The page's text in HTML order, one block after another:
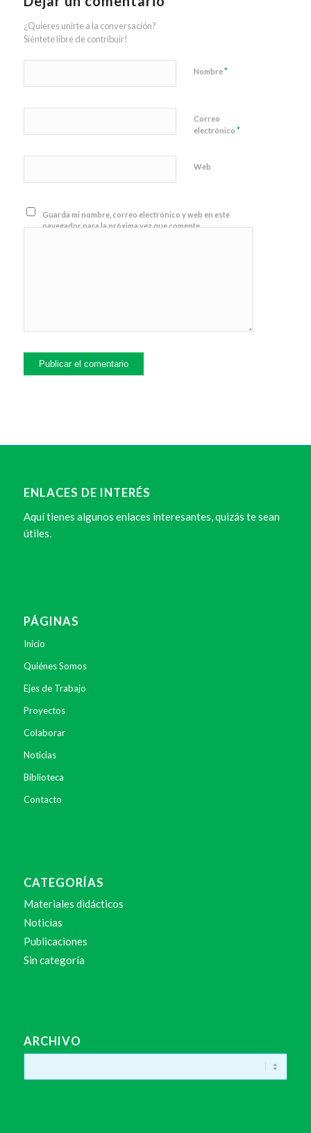
¿Quieres unirte a la conversación?
Siéntete libre de contribuir!
Nombre*
Correo
electrónico *
Web
Guarda mi nombre, correo electrónico y web en este
navegador para la próxima vez que comente.
ENLACES DE INTERÉS
Aquí tienes algunos enlaces interesantes, quizás te sean
útiles.
PÁGINAS
Inicio
Quiénes Somos
Ejes de Trabajo
Proyectos
Colaborar
Noticias
Biblioteca
Contacto
CATEGORÍAS
Materiales didácticos
Noticias
Publicaciones
Sin categoría
ARCHIVO